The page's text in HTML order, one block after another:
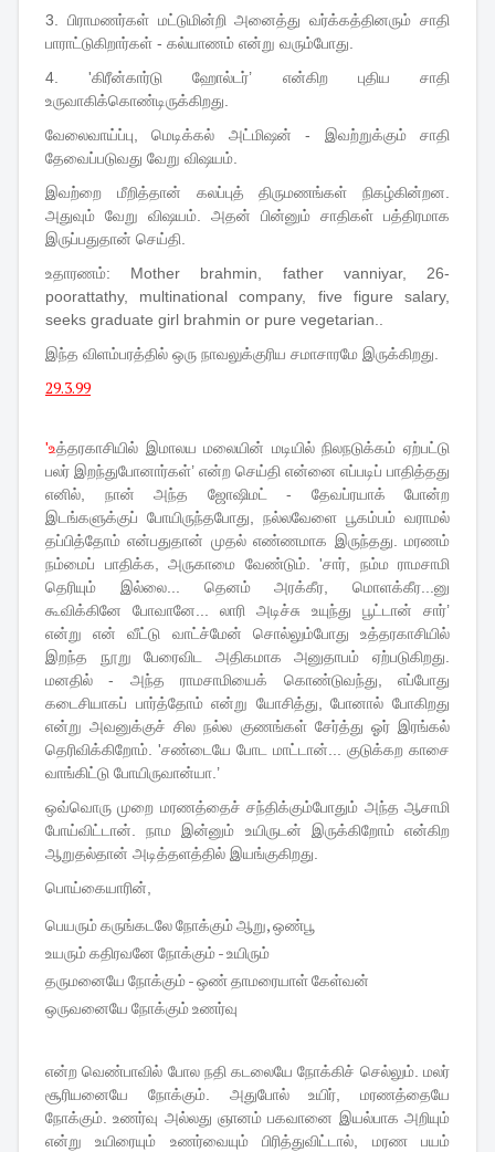
3. பிராமணர்கள் மட்டுமின்றி அனைத்து வர்க்கத்தினரும் சாதி
பாராட்டுகிறார்கள் - கல்யாணம் என்று வரும்போது.
4. 'கிரீன்கார்டு ஹோல்டர்’ என்கிற புதிய சாதி
உருவாகிக்கொண்டிருக்கிறது.
வேலைவாய்ப்பு, மெடிக்கல் அட்மிஷன் - இவற்றுக்கும் சாதி
தேவைப்படுவது வேறு விஷயம்.
இவற்றை மீறித்தான் கலப்புத் திருமணங்கள் நிகழ்கின்றன.
அதுவும் வேறு விஷயம். அதன் பின்னும் சாதிகள் பத்திரமாக
இருப்பதுதான் செய்தி.
உதாரணம்: Mother brahmin, father vanniyar, 26-
poorattathy, multinational company, five figure salary,
seeks graduate girl brahmin or pure vegetarian..
இந்த விளம்பரத்தில் ஒரு நாவலுக்குரிய சமாசாரமே இருக்கிறது.
29.3.99
'உத்தரகாசியில் இமாலய மலையின் மடியில் நிலநடுக்கம் ஏற்பட்டு
பலர் இறந்துபோனார்கள்’ என்ற செய்தி என்னை எப்படிப் பாதித்தது
எனில், நான் அந்த ஜோஷிமட் - தேவப்ரயாக் போன்ற
இடங்களுக்குப் போயிருந்தபோது, நல்லவேளை பூகம்பம் வராமல்
தப்பித்தோம் என்பதுதான் முதல் எண்ணமாக இருந்தது. மரணம்
நம்மைப் பாதிக்க, அருகாமை வேண்டும். 'சார், நம்ம ராமசாமி
தெரியும் இல்லை... தெனம் அரக்கீர, மொளக்கீர...னு
கூவிக்கினே போவானே... லாரி அடிச்சு உயுந்து பூட்டான் சார்’
என்று என் வீட்டு வாட்ச்மேன் சொல்லும்போது உத்தரகாசியில்
இறந்த நூறு பேரைவிட அதிகமாக அனுதாபம் ஏற்படுகிறது.
மனதில் - அந்த ராமசாமியைக் கொண்டுவந்து, எப்போது
கடைசியாகப் பார்த்தோம் என்று யோசித்து, போனால் போகிறது
என்று அவனுக்குச் சில நல்ல குணங்கள் சேர்த்து ஓர் இரங்கல்
தெரிவிக்கிறோம். 'சண்டையே போட மாட்டான்... குடுக்கற காசை
வாங்கிட்டு போயிருவான்யா.’
ஒவ்வொரு முறை மரணத்தைச் சந்திக்கும்போதும் அந்த ஆசாமி
போய்விட்டான். நாம இன்னும் உயிருடன் இருக்கிறோம் என்கிற
ஆறுதல்தான் அடித்தளத்தில் இயங்குகிறது.
பொய்கையாரின்,
பெயரும் கருங்கடலே நோக்கும் ஆறு, ஒண்பூ
உயரும் கதிரவனே நோக்கும் - உயிரும்
தருமனையே நோக்கும் - ஒண் தாமரையாள் கேள்வன்
ஒருவனையே நோக்கும் உணர்வு
என்ற வெண்பாவில் போல நதி கடலையே நோக்கிச் செல்லும். மலர்
சூரியனையே நோக்கும். அதுபோல் உயிர், மரணத்தையே
நோக்கும். உணர்வு அல்லது ஞானம் பகவானை இயல்பாக அறியும்
என்று உயிரையும் உணர்வையும் பிரித்துவிட்டால், மரண பயம்